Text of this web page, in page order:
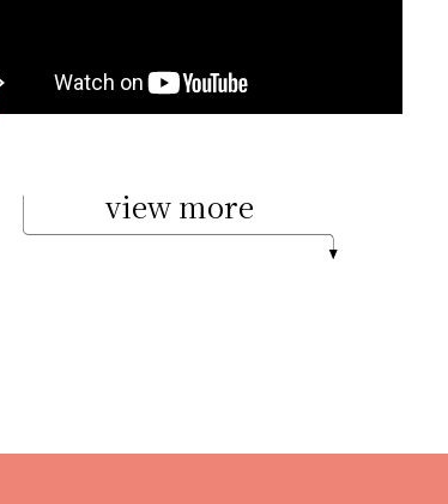
view more